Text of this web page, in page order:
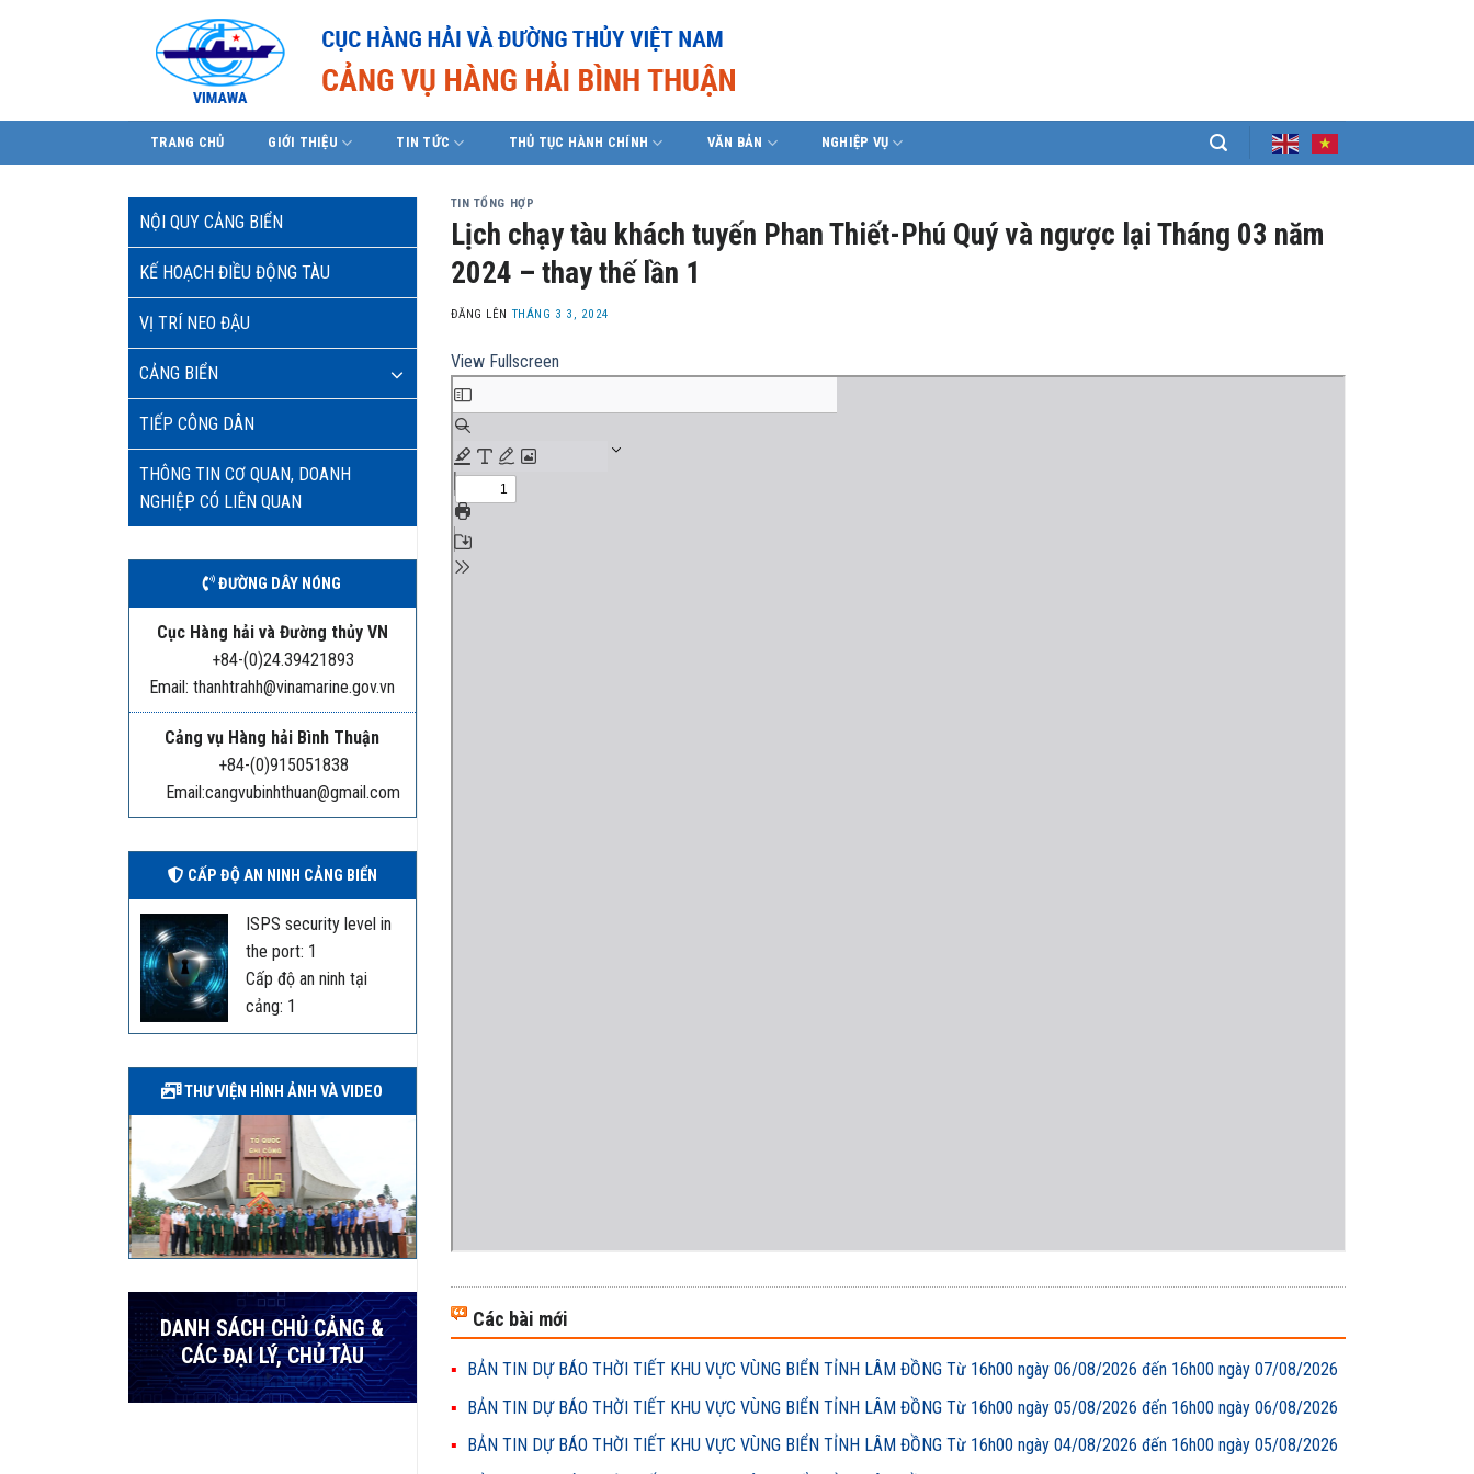
TRANG CHỦ GIỚI THIỆU TIN TỨC THỦ TỤC HÀNH CHÍNH VĂN BẢN NGHIỆP VỤ
NỘI QUY CẢNG BIỂN
KẾ HOẠCH ĐIỀU ĐỘNG TÀU
VỊ TRÍ NEO ĐẬU
CẢNG BIỂN
TIẾP CÔNG DÂN
THÔNG TIN CƠ QUAN, DOANH
NGHIỆP CÓ LIÊN QUAN
ĐƯỜNG DÂY NÓNG
Cục Hàng hải và Đường thủy VN
+84-(0)24.39421893
Email: thanhtrahh@vinamarine.gov.vn
Cảng vụ Hàng hải Bình Thuận
+84-(0)915051838
Email:cangvubinhthuan@gmail.com
CẤP ĐỘ AN NINH CẢNG BIỂN
ISPS security level in
the port: 1
Cấp độ an ninh tại
cảng: 1
THƯ VIỆN HÌNH ẢNH VÀ VIDEO
DANH SÁCH CHỦ CẢNG &
CÁC ĐẠI LÝ, CHỦ TÀU
TIN TỔNG HỢP
Lịch chạy tàu khách tuyến Phan Thiết-Phú Quý và ngược lại Tháng 03 năm
2024 – thay thế lần 1
ĐĂNG LÊN THÁNG 3 3, 2024
View Fullscreen
Các bài mới
BẢN TIN DỰ BÁO THỜI TIẾT KHU VỰC VÙNG BIỂN TỈNH LÂM ĐỒNG Từ 16h00 ngày 06/08/2026 đến 16h00 ngày 07/08/2026
BẢN TIN DỰ BÁO THỜI TIẾT KHU VỰC VÙNG BIỂN TỈNH LÂM ĐỒNG Từ 16h00 ngày 05/08/2026 đến 16h00 ngày 06/08/2026
BẢN TIN DỰ BÁO THỜI TIẾT KHU VỰC VÙNG BIỂN TỈNH LÂM ĐỒNG Từ 16h00 ngày 04/08/2026 đến 16h00 ngày 05/08/2026